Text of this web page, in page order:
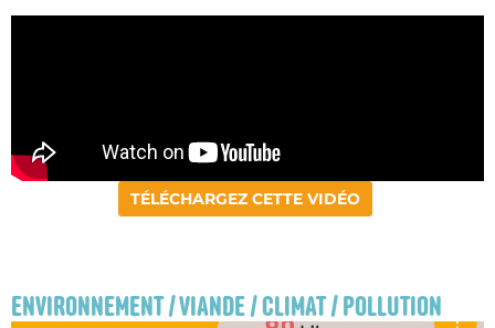
TÉLÉCHARGEZ CETTE VIDÉO
ENVIRONNEMENT / VIANDE / CLIMAT / POLLUTION